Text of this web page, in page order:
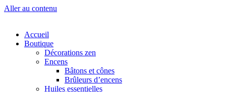
Aller au contenu
Accueil
Boutique
Décorations zen
Encens
Bâtons et cônes
Brûleurs d’encens
Huiles essentielles